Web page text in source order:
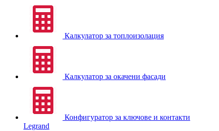
Калкулатор за топлоизолация
Калкулатор за окачени фасади
Конфигуратор за ключове и контакти
Legrand